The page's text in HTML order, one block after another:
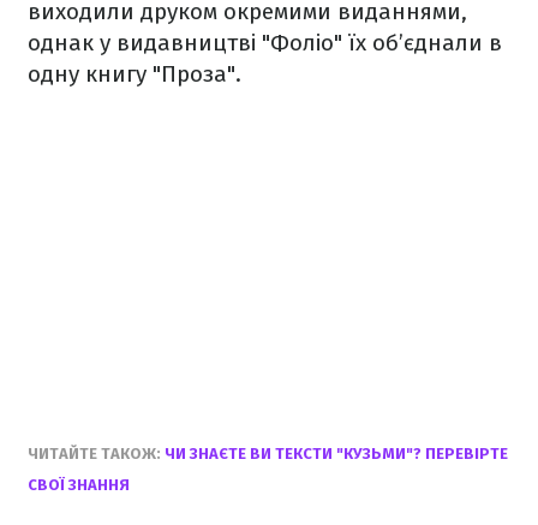
виходили друком окремими виданнями,
однак у видавництві "Фоліо" їх об’єднали в
одну книгу "Проза".
ЧИТАЙТЕ ТАКОЖ: ЧИ ЗНАЄТЕ ВИ ТЕКСТИ "КУЗЬМИ"? ПЕРЕВІРТЕ
СВОЇ ЗНАННЯ